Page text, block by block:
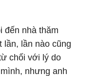
đến nhà thăm
lần, lần nào cũng
chối với lý do
nhưng anh